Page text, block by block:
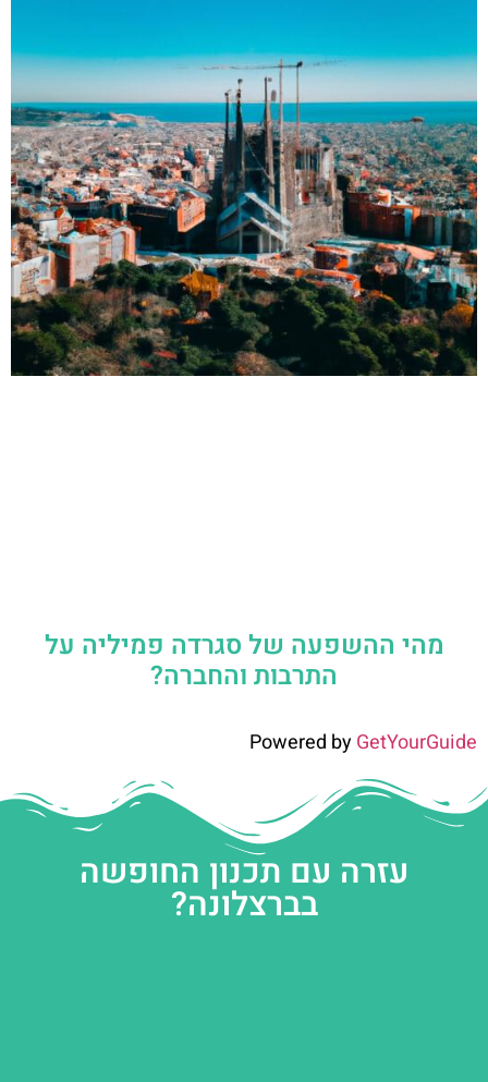
מהי ההשפעה של סגרדה פמיליה על
התרבות והחברה?
Powered byGetYourGuide
עזרה עם תכנון החופשה
בברצלונה?